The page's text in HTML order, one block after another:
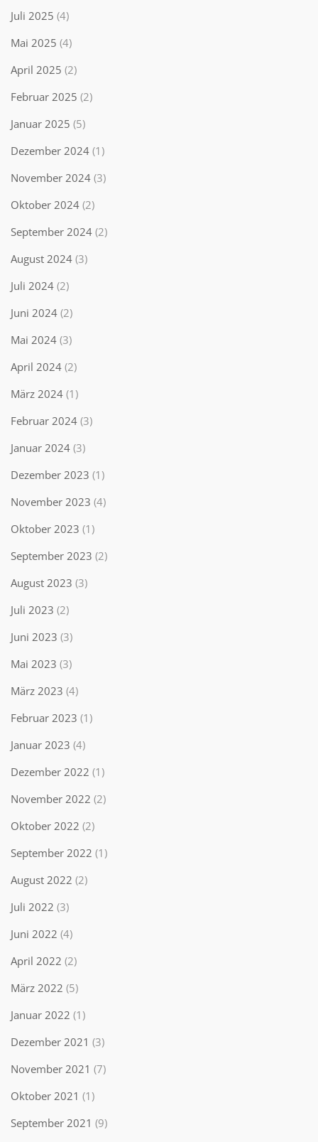
Juli 2025 (4)
Mai 2025 (4)
April 2025 (2)
Februar 2025 (2)
Januar 2025 (5)
Dezember 2024 (1)
November 2024 (3)
Oktober 2024 (2)
September 2024 (2)
August 2024 (3)
Juli 2024 (2)
Juni 2024 (2)
Mai 2024 (3)
April 2024 (2)
März 2024 (1)
Februar 2024 (3)
Januar 2024 (3)
Dezember 2023 (1)
November 2023 (4)
Oktober 2023 (1)
September 2023 (2)
August 2023 (3)
Juli 2023 (2)
Juni 2023 (3)
Mai 2023 (3)
März 2023 (4)
Februar 2023 (1)
Januar 2023 (4)
Dezember 2022 (1)
November 2022 (2)
Oktober 2022 (2)
September 2022 (1)
August 2022 (2)
Juli 2022 (3)
Juni 2022 (4)
April 2022 (2)
März 2022 (5)
Januar 2022 (1)
Dezember 2021 (3)
November 2021 (7)
Oktober 2021 (1)
September 2021 (9)